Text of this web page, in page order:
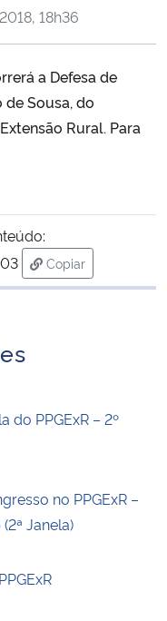
18h36
a Defesa de
de Sousa, do
Rural. Para
Copiar
para área de
do PPGExR – 2º
no PPGExR –
Janela)